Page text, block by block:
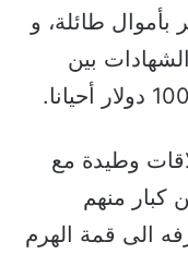
بأموال طائلة، و
بين
وطيدة مع
كبار منهم
الى قمة الهرم